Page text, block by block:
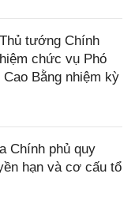
tướng Chính
chức vụ Phó
Bằng nhiệm kỳ
Chính phủ quy
hạn và cơ cấu tổ